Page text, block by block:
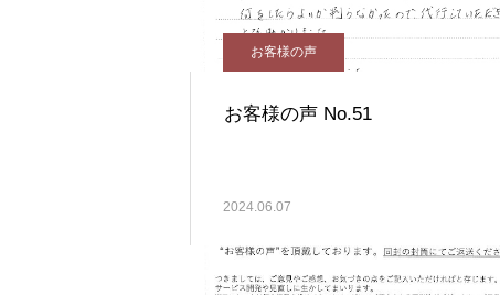
お客様の声
お客様の声 No.51
2024.06.07